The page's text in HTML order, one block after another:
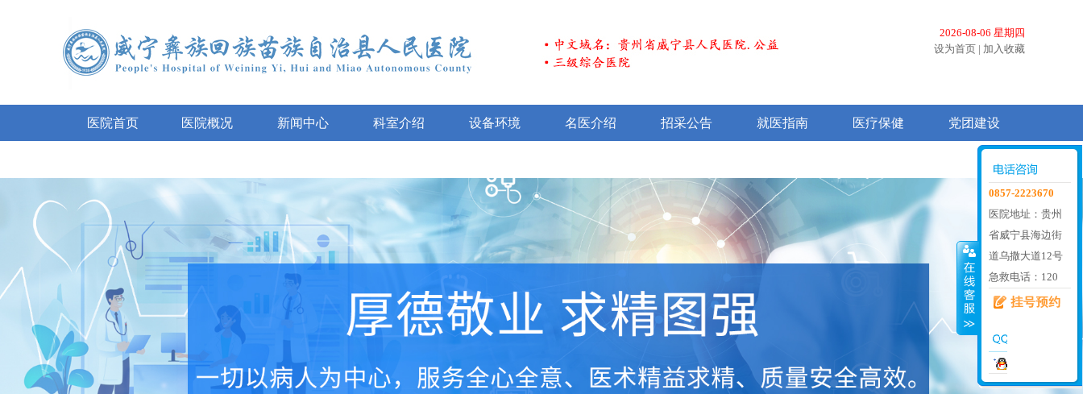
2026-08-06 星期四
设为首页 | 加入收藏
医院首页 医院概况 新闻中心 科室介绍 设备环境 名医介绍 招采公告 就医指南 医疗保健 党团建设
0857-2223670
医院地址：贵州
省威宁县海边街
道乌撒大道12号
急救电话：120